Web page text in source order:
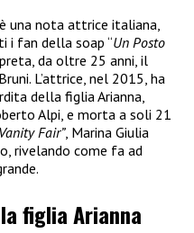
una nota attrice italiana,
i fan della soap “Un Posto
da oltre 25 anni, il
L’attrice, nel 2015, ha
della figlia Arianna,
Alpi, e morta a soli 21
Fair”, Marina Giulia
rivelando come fa ad
figlia Arianna